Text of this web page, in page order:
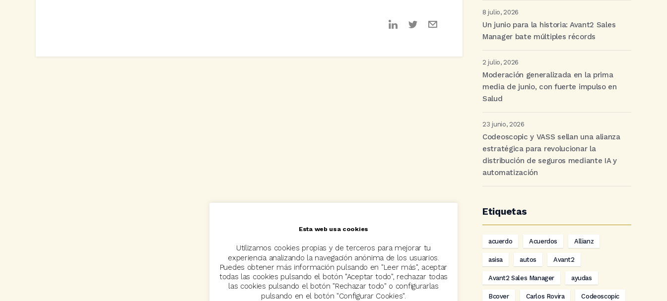
8 julio, 2026
Un junio para la historia: Avant2 Sales
Manager bate múltiples récords
2 julio, 2026
Moderación generalizada en la prima
media de junio, con fuerte impulso en
Salud
23 junio, 2026
Codeoscopic y VASS sellan una alianza
estratégica para revolucionar la
distribución de seguros mediante IA y
automatización
Etiquetas
acuerdo Acuerdos Allianz
asisa autos Avant2
Avant2 Sales Manager ayudas
Bcover Carlos Rovira Codeoscopic
Esta web usa cookies
Utilizamos cookies propias y de terceros para mejorar tu
experiencia analizando la navegación anónima de los usuarios.
Puedes obtener más información pulsando en "Leer más", aceptar
todas las cookies pulsando el botón "Aceptar todo", rechazar todas
las cookies pulsando el botón "Rechazar todo" o configurarlas
pulsando en el botón "Configurar Cookies".